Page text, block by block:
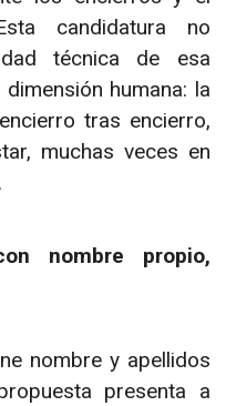
candidatura no
técnica de esa
humana: la
tras encierro,
muchas veces en
nombre propio,
nombre y apellidos
presenta a